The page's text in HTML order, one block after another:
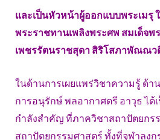
และเป็นหัวหน้าผู้ออกแบบพระเมรุ
พระราชทานเพลิงพระศพ สมเด็จพ
เพชรรัตนราชสุดา สิริโสภาพัณณว
ในด้านการเผยแพร่วิชาความรู้ ด้า
การอนุรักษ์ พลอากาศตรี อาวุธ ได้
กำลังสำคัญ ที่ภาควิชาสถาปัตยกร
สถาปัตยกรรมศาสตร์ ทั้งที่จุฬาลง